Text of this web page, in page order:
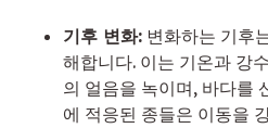
기후 변화: 변화하는 기후
해합니다. 이는 기온과 강
의 얼음을 녹이며, 바다를
에 적응된 종들은 이동을